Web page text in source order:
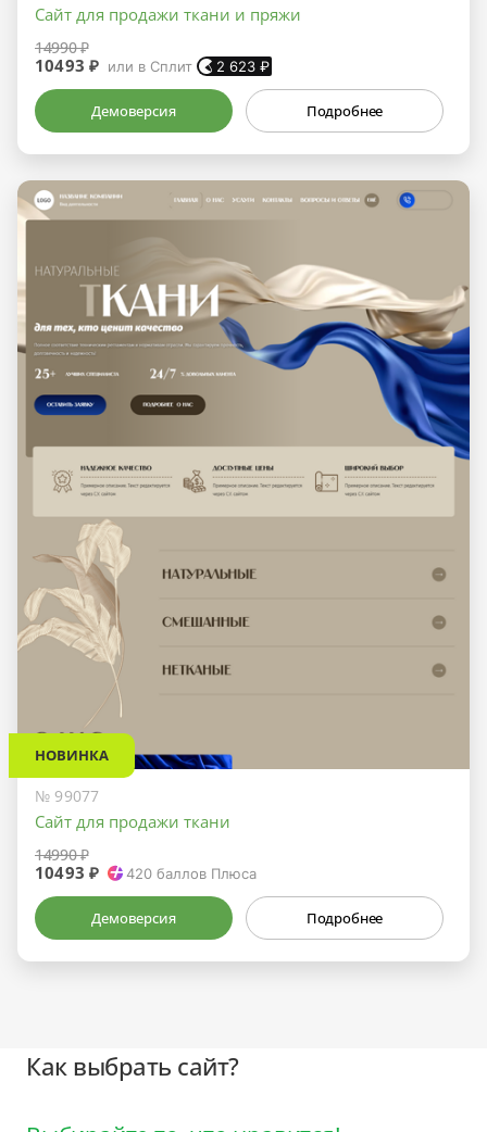
Сайт для продажи ткани и пряжи
14990 ₽
10493 ₽ или в Сплит 2 623 ₽
Демоверсия Подробнее
НОВИНКА
№ 99077
Сайт для продажи ткани
14990 ₽
10493 ₽ 420 баллов Плюса
Демоверсия Подробнее
Как выбрать сайт?